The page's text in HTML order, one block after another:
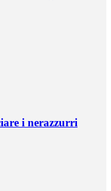
i nerazzurri